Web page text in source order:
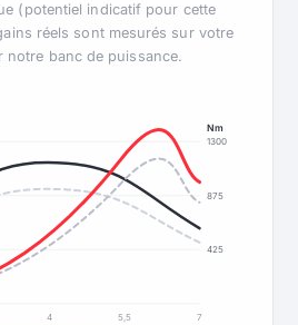
(potentiel indicatif pour cette
réels sont mesurés sur votre
notre banc de puissance.
425
875
1300
Nm
4 5,5
7